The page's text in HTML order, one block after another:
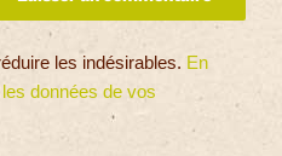
les indésirables. En
données de vos